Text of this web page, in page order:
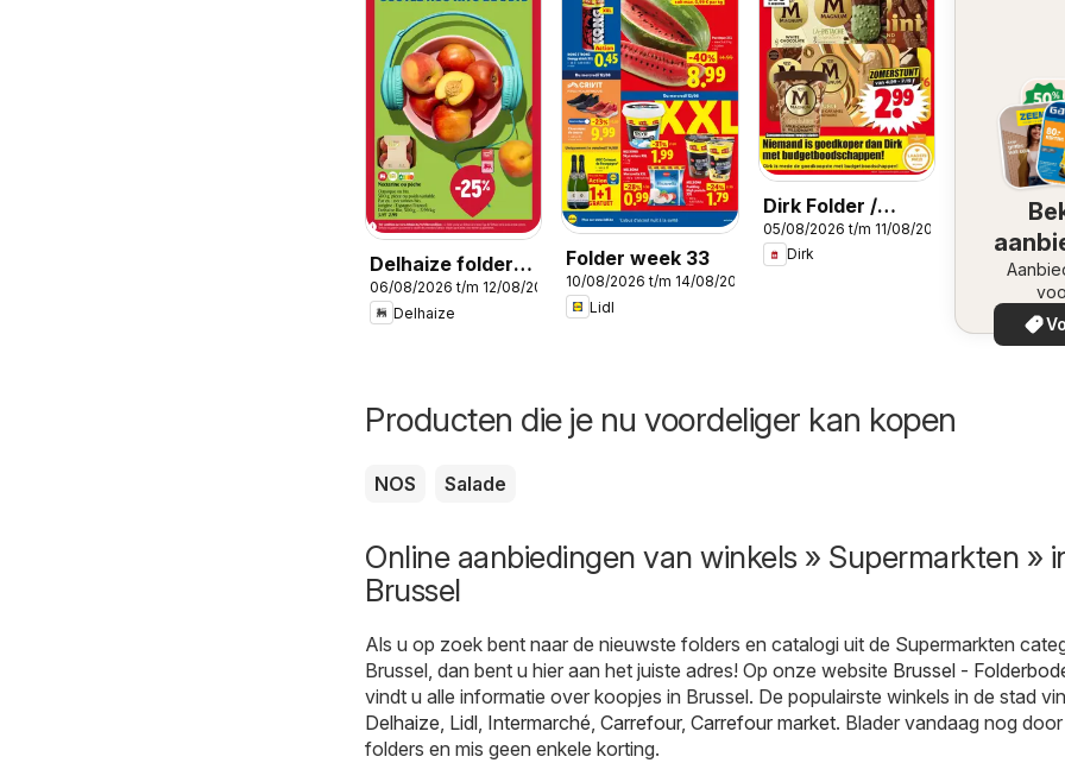
Delhaize folder
semaine 32
06/08/2026 t/m 12/08/2026
Delhaize
Folder week 33
10/08/2026 t/m 14/08/2026
Lidl
Dirk Folder /
Publicité
05/08/2026 t/m 11/08/2026
Dirk
Producten die je nu voordeliger kan kopen
NOS Salade
Online aanbiedingen van winkels » Supermarkten »
Brussel
Als u op zoek bent naar de nieuwste folders en catalogi uit de Supermarkten
Brussel, dan bent u hier aan het juiste adres! Op onze website Brussel -
vindt u alle informatie over koopjes in Brussel. De populairste winkels in de stad
Delhaize, Lidl, Intermarché, Carrefour, Carrefour market. Blader vandaag nog
folders en mis geen enkele korting.